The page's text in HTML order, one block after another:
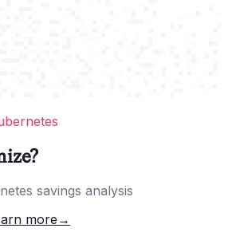
savings analysis
more →